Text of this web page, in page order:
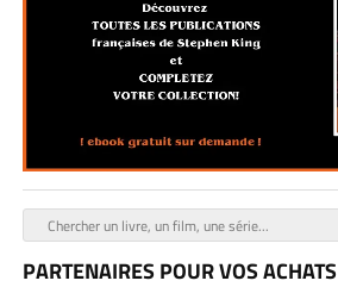
PARTENAIRES POUR VOS ACHATS